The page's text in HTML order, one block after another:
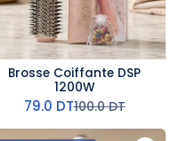
Brosse Coiffante DSP
1200W
79.0 DT100.0DT